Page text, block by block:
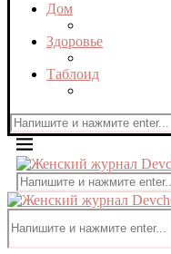
Дом
Здоровье
Таблоид